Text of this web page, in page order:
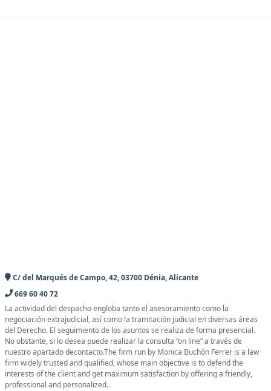
C/ del Marqués de Campo, 42, 03700 Dénia, Alicante
669 60 40 72
La actividad del despacho engloba tanto el asesoramiento como la
negociación extrajudicial, así como la tramitación judicial en diversas áreas
del Derecho. El seguimiento de los asuntos se realiza de forma presencial.
No obstante, si lo desea puede realizar la consulta “on line” a través de
nuestro apartado decontacto.The firm run by Monica Buchón Ferrer is a law
firm widely trusted and qualified, whose main objective is to defend the
interests of the client and get maximum satisfaction by offering a friendly,
professional and personalized.